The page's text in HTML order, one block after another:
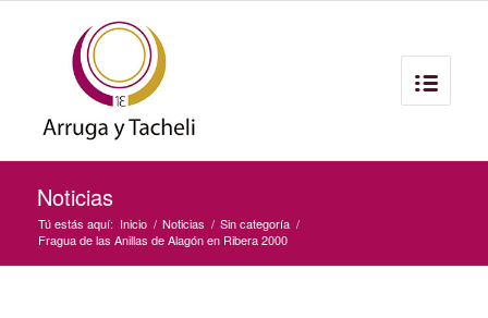
Noticias
Tú estás aquí: Inicio / Noticias / Sin categoría /
Fragua de las Anillas de Alagón en Ribera 2000